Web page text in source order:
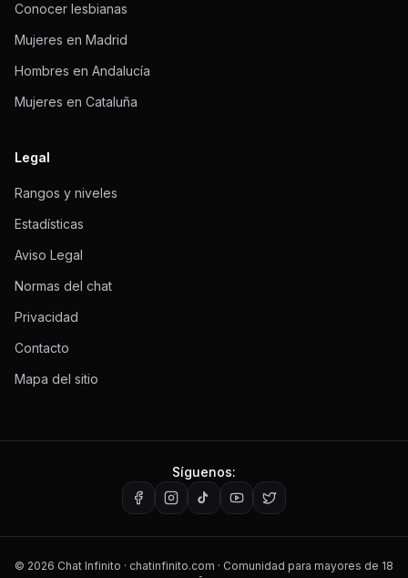
Conocer lesbianas
Mujeres en Madrid
Hombres en Andalucía
Mujeres en Cataluña
Legal
Rangos y niveles
Estadísticas
Aviso Legal
Normas del chat
Privacidad
Contacto
Mapa del sitio
Síguenos:
© 2026 Chat Infinito · chatinfinito.com · Comunidad para mayores de 18